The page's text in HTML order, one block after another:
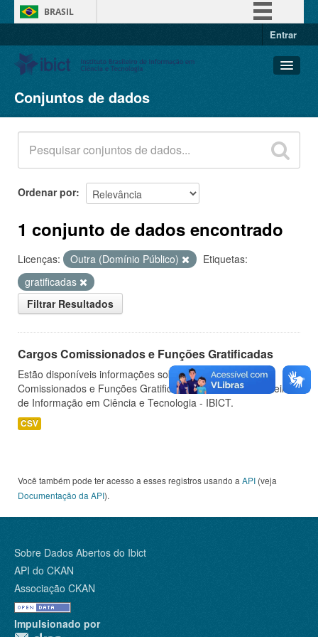
BRASIL
Entrar
Conjuntos de dados
Organizações
Grupos
Sobre
Conjuntos de dados
Ordenar por
1 conjunto de dados encontrado
Licenças: Outra (Domínio Público)
Etiquetas:
gratificadas
Filtrar Resultados
Cargos Comissionados e Funções Gratificadas
Estão disponíveis informações sobre os Cargos
Comissionados e Funções Gratificadas do Instituto Brasileiro
de Informação em Ciência e Tecnologia - IBICT.
CSV
Você também pode ter acesso a esses registros usando a API (veja
Documentação da API).
Sobre Dados Abertos do Ibict
API do CKAN
Associação CKAN
Impulsionado por